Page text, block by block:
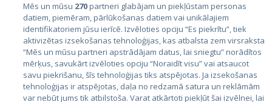
Страны
Эстония
Латвия
Литва
Mēs un mūsu 270partneri glabājam un piekļūstam personas
datiem, piemēram, pārlūkošanas datiem vai unikālajiem
identifikatoriem jūsu ierīcē. Izvēloties opciju “Es piekrītu”, tiek
aktivizētas izsekošanas tehnoloģijas, kas atbalsta zem virsraksta
“Mēs un mūsu partneri apstrādājam datus, lai sniegtu” norādītos
mērķus, savukārt izvēloties opciju “Noraidīt visu” vai atsaucot
savu piekrišanu, šīs tehnoloģijas tiks atspējotas. Ja izsekošanas
tehnoloģijas ir atspējotas, daļa no redzamā satura un reklāmām
var nebūt jums tik atbilstoša. Varat atkārtoti piekļūt šai izvēlnei, lai